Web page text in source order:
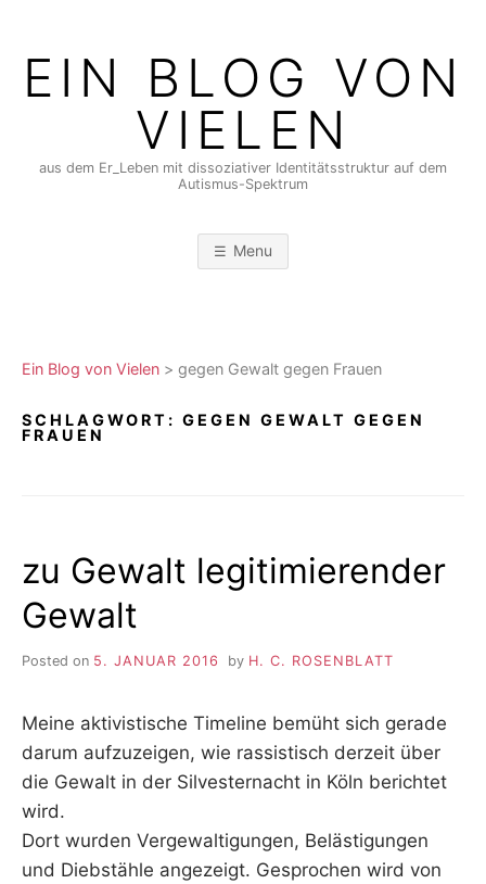
contentEIN BLOG VON
VIELEN
aus dem Er_Leben mit dissoziativer Identitätsstruktur auf dem
Autismus-Spektrum
Menu
Ein Blog von Vielen > gegen Gewalt gegen Frauen
SCHLAGWORT: GEGEN GEWALT GEGEN
FRAUEN
zu Gewalt legitimierender
Gewalt
Posted on 5. JANUAR 2016 by H. C. ROSENBLATT
Meine aktivistische Timeline bemüht sich gerade
darum aufzuzeigen, wie rassistisch derzeit über
die Gewalt in der Silvesternacht in Köln berichtet
wird.
Dort wurden Vergewaltigungen, Belästigungen
und Diebstähle angezeigt. Gesprochen wird von